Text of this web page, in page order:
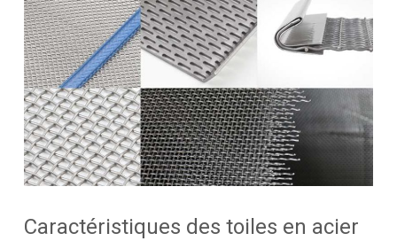
Caractéristiques des toiles en acier